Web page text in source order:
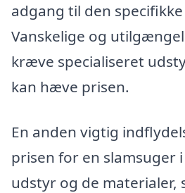
adgang til den
Vanskelige og
kræve specialiseret
kan hæve prisen.
En anden vigtig
prisen for en slamsuger
udstyr og de materialer,